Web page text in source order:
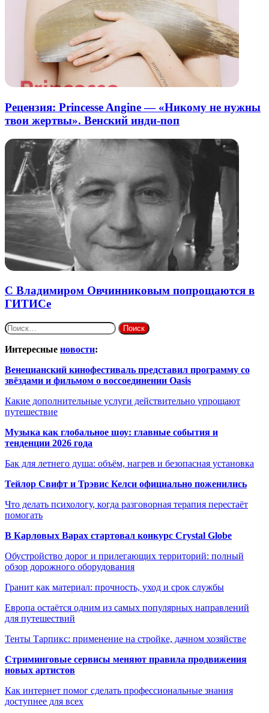
Рецензия: Princesse Angine — «Никому не нужны
твои жертвы». Венский инди-поп
С Владимиром Овчинниковым попрощаются в
ГИТИСе
Найти:
Интересные новости:
Венецианский кинофестиваль представил программу со
звёздами и фильмом о воссоединении Oasis
Какие дополнительные услуги действительно упрощают
путешествие
Музыка как глобальное шоу: главные события и
тенденции 2026 года
Бак для летнего душа: объём, нагрев и безопасная установка
Тейлор Свифт и Трэвис Келси официально поженились
Что делать психологу, когда разговорная терапия перестаёт
помогать
В Карловых Варах стартовал конкурс Crystal Globe
Обустройство дорог и прилегающих территорий: полный
обзор дорожного оборудования
Гранит как материал: прочность, уход и срок службы
Европа остаётся одним из самых популярных направлений
для путешествий
Тенты Тарпикс: применение на стройке, дачном хозяйстве
Стриминговые сервисы меняют правила продвижения
новых артистов
Как интернет помог сделать профессиональные знания
доступнее для всех